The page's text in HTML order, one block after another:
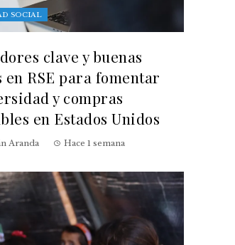
SOCIAL
clave y buenas
RSE para fomentar
y compras
en Estados Unidos
Aranda Hace 1 semana